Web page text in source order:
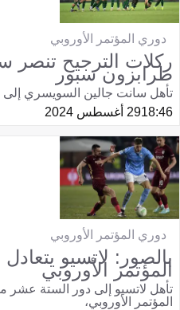
دوري المؤتمر الأوروبي
ركلات الترجيح تنصر
طرابزون سبور
تأهل سانت جالين السويسري
18:4629 أغسطس 2024
دوري المؤتمر الأوروبي
بالصور: لاتسيو
المؤتمر الأوروبي
المؤتمر الأوروبي،